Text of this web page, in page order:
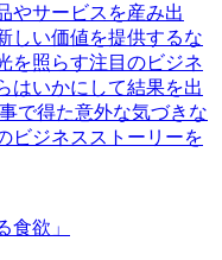
やサービスを産み出
しい価値を提供するな
を照らす注目のビジネ
はいかにして結果を出
で得た意外な気づきな
ビジネスストーリーを
食欲」